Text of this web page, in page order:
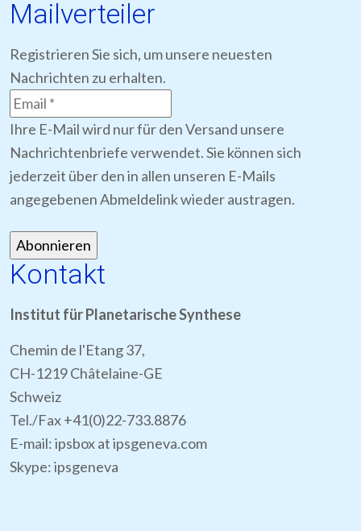
Mailverteiler
Registrieren Sie sich, um unsere neuesten
Nachrichten zu erhalten.
Ihre E-Mail wird nur für den Versand unsere
Nachrichtenbriefe verwendet. Sie können sich
jederzeit über den in allen unseren E-Mails
angegebenen Abmeldelink wieder austragen.
Kontakt
Institut für Planetarische Synthese
Chemin de l'Etang 37,
CH-1219 Châtelaine-GE
Schweiz
Tel./Fax +41(0)22-733.8876
E-mail: ipsbox at ipsgeneva.com
Skype: ipsgeneva